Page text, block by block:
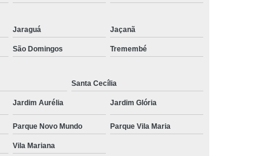
Tratamento para Insônia Terminal
para Bipolaridade
Bipolar
Tratamento da Bipolaridade
Tratamento para Depressão Bipolar
Tratamento para Transtorno Bipolar
Bipolar Interior de São Paulo
Bipolar São Paulo
Jaraguá Jaçanã
São Domingos Tremembé
Santa Cecília
Jardim Aurélia Jardim Glória
Parque Novo Mundo Parque Vila Maria
Vila Mariana